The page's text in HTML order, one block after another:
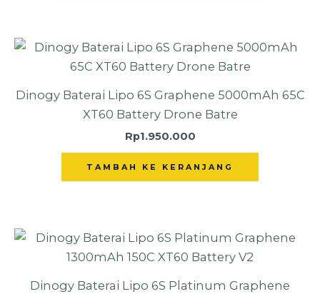
Dinogy Baterai Lipo 6S Graphene 5000mAh 65C
XT60 Battery Drone Batre
Rp1.950.000
TAMBAH KE KERANJANG
Dinogy Baterai Lipo 6S Platinum Graphene